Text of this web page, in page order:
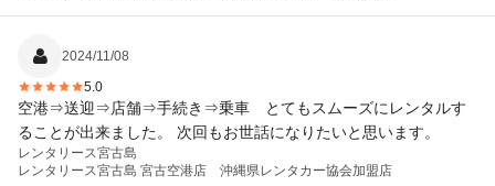
2024/11/08
5.0
空港⇒送迎⇒店舗⇒手続き⇒乗車 とてもスムーズにレンタルす
ることが出来ました。 次回もお世話になりたいと思います。
レンタリース宮古島
レンタリース宮古島 宮古空港店 沖縄県レンタカー協会加盟店